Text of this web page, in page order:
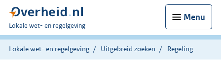
Menu
U
bent
hier:
Lokale wet- en regelgeving
Lokale wet- en regelgeving Uitgebreid zoeken Regeling